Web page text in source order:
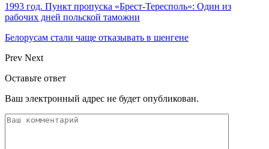
1993 год. Пункт пропуска «Брест-Тересполь»: Один из
рабочих дней польской таможни
Белорусам стали чаще отказывать в шенгене
Prev Next
Оставьте ответ
Ваш электронный адрес не будет опубликован.